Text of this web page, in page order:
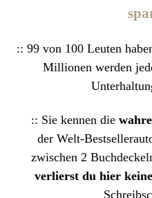
:: 99 von 100 Leuten
Millionen werden
:: Sie kennen die
der Welt-
zwischen 2
verlierst du hier